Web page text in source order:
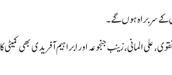
کے سربراہ ہوں گے۔
علی المانی، زینب جنجوعہ اور ابراہیم آفریدی بھی کمیٹی کا